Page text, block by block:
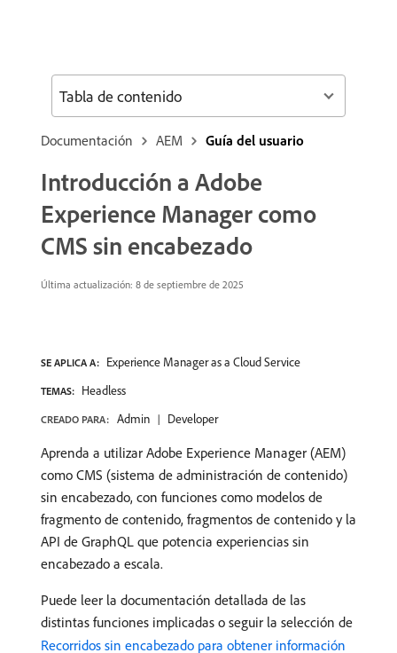
Documentación AEM Guía del usuario
Introducción a Adobe
Experience Manager como
CMS sin encabezado
Última actualización: 8 de septiembre de 2025
SE APLICA A: Experience Manager as a Cloud Service
TEMAS: Headless
CREADO PARA: Admin Developer
Aprenda a utilizar Adobe Experience Manager (AEM)
como CMS (sistema de administración de contenido)
sin encabezado, con funciones como modelos de
fragmento de contenido, fragmentos de contenido y la
API de GraphQL que potencia experiencias sin
encabezado a escala.
Puede leer la documentación detallada de las
distintas funciones implicadas o seguir la selección de
Recorridos sin encabezado para obtener información
Tabla de contenido